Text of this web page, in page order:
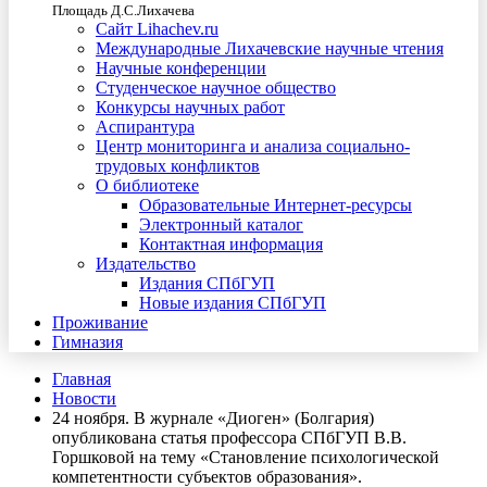
Площадь Д.С.Лихачева
Сайт Lihachev.ru
Международные Лихачевские научные чтения
Научные конференции
Студенческое научное общество
Конкурсы научных работ
Аспирантура
Центр мониторинга и анализа социально-
трудовых конфликтов
О библиотеке
Образовательные Интернет-ресурсы
Электронный каталог
Контактная информация
Издательство
Издания СПбГУП
Новые издания СПбГУП
Проживание
Гимназия
Главная
Новости
24 ноября. В журнале «Диоген» (Болгария)
опубликована статья профессора СПбГУП В.В.
Горшковой на тему «Становление психологической
компетентности субъектов образования».